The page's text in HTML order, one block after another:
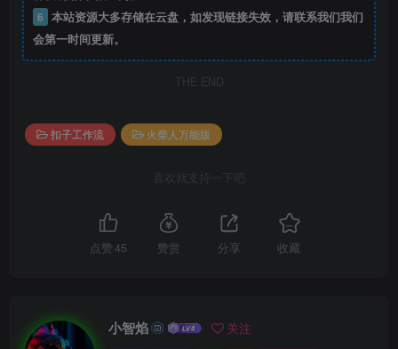
6 本站资源大多存储在云盘，如发现链接失效，请联系我们我们
会第一时间更新。
THE END
扣子工作流 火柴人万能版
喜欢就支持一下吧
点赞45 赞赏 分享 收藏
小智焰 关注